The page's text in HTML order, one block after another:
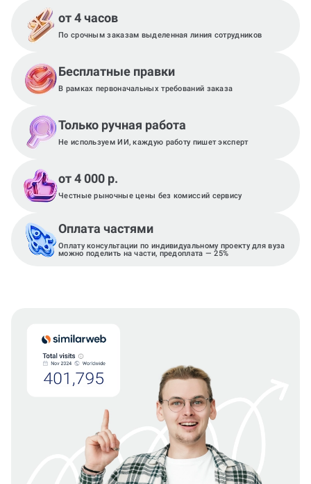
от 4 часов
По срочным заказам выделенная линия сотрудников
Бесплатные правки
В рамках первоначальных требований заказа
Только ручная работа
Не используем ИИ, каждую работу пишет эксперт
от 4 000 р.
Честные рыночные цены без комиссий сервису
Оплата частями
Оплату консультации по индивидуальному проекту для вуза
можно поделить на части, предоплата — 25%